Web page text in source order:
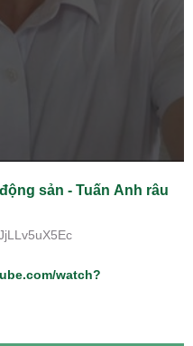
sản - Tuấn Anh râu
watch?